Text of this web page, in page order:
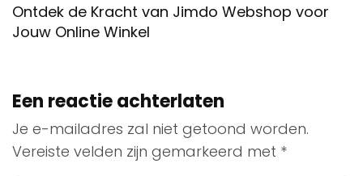
Ontdek de Kracht van Jimdo Webshop voor
Jouw Online Winkel
Een reactie achterlaten
Je e-mailadres zal niet getoond worden.
Vereiste velden zijn gemarkeerd met *